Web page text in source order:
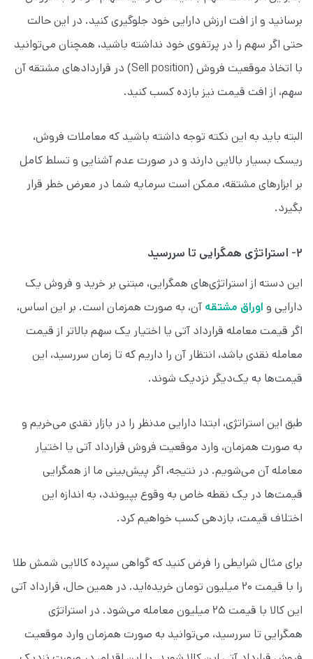
برسانید و از افت ارزش دارایی خود جلوگیری کنید. در این حالت
حتی اگر سهم را در پرتفوی خود نداشته باشید، همچنان می‌توانید
با اتخاذ موقعیت فروش (Sell position) در قراردادهای مشتقه آن
سهم، از افت قیمت نیز بازده کسب کنید.
البته باید به این نکته توجه داشته باشید که معاملات فروش،
ریسک بسیار بالایی دارند و در صورت عدم آشنایی و تسلط کامل
بر ابزارهای مشتقه، ممکن است سرمایه شما در معرض خطر قرار
بگیرد.
۲- استراتژی همگرایی تا سررسید
این دسته از استراتژی‌های همگرایی، مبتنی بر خرید و فروش یک
دارایی و اوراق مشتقه آن، به صورت همزمان است. بر این اساس،
اگر قیمت معامله قرارداد آتی یا اختیار یک سهم بالاتر از قیمت
معامله نقدی باشد، انتظار آن را داریم که تا زمان سررسید، این
قیمت‌ها به یک‌دیگر نزدیک شوند.
طبق این استراتژی، ابتدا دارایی مدنظر را در بازار نقدی می‌خریم و
به صورت همزمان، وارد موقعیت فروش قرارداد آتی یا اختیار
معامله آن می‌شویم. در نتیجه، اگر پیش‌بینی ما از همگرایی
قیمت‌ها در یک نقطه خاص به وقوع بپیوندد، به اندازه این
اختلاف قیمت، بازدهی کسب خواهیم کرد.
برای مثال شرایطی را فرض کنید که گواهی سپرده کالایی شمش طلا
را با قیمت ۲۰ میلیون تومان خریده‌اید. در همین حال، قرارداد آتی
این کالا با قیمت ۲۵ میلیون معامله می‌شود. در استراتژی
همگرایی تا سررسید، می‌توانید به صورت همزمان وارد موقعیت